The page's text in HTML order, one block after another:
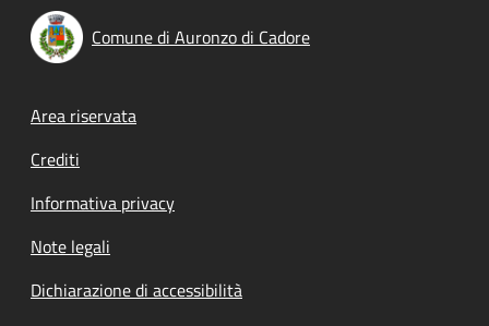
Comune di Auronzo di Cadore
Footer menu
Area riservata
Crediti
Informativa privacy
Note legali
Dichiarazione di accessibilità